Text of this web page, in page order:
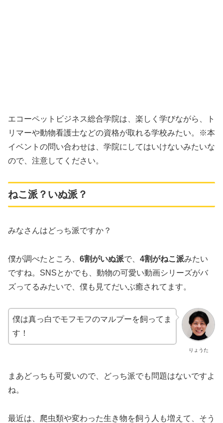
エコーペットビジネス総合学院は、楽しく学びながら、ト
リマーや動物看護士などの資格が取れる学校みたい。※本
イベントの問い合わせは、学院にしてはいけないみたいな
ので、注意してください。
ねこ派？いぬ派？
みなさんはどっち派ですか？
僕が調べたところ、 6割がいぬ派で、 4割がねこ派みたい
ですね。SNSとかでも、動物の可愛い動画シリーズがバ
ズってるみたいで、僕も見てだいぶ癒されてます。
りょうた
僕は真っ白でモフモフのマルプーを飼ってま
す！
まあどっちも可愛いので、どっち派でも問題はないですよ
ね。
最近は、爬虫類や変わった生き物を飼う人も増えて、そう